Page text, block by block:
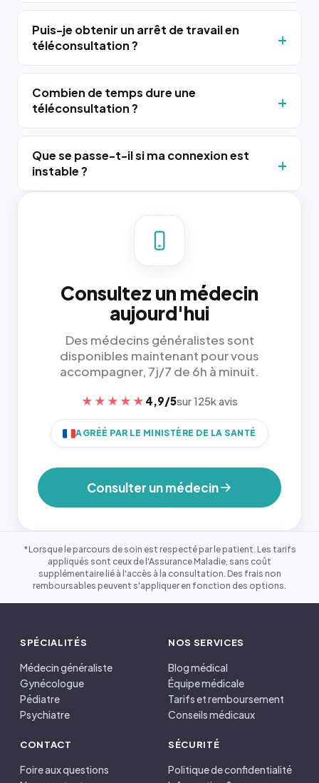
Puis-je obtenir un arrêt de travail en
téléconsultation ?
Combien de temps dure une
téléconsultation ?
Que se passe-t-il si ma connexion est
instable ?
Consultez un médecin
aujourd'hui
Des médecins généralistes sont
disponibles maintenant pour vous
accompagner, 7j/7 de 6h à minuit.
★★★★★ 4,9/5sur 125k avis
AGRÉÉ PAR LE MINISTÈRE DE LA SANTÉ
Consulter un médecin
*Lorsque le parcours de soin est respecté par le patient. Les tarifs
appliqués sont ceux de l'Assurance Maladie, sans coût
supplémentaire lié à l'accès à la consultation. Des frais non
remboursables peuvent s'appliquer en fonction des options.
SPÉCIALITÉS
Médecin généraliste
Gynécologue
Pédiatre
Psychiatre
NOS SERVICES
Blog médical
Équipe médicale
Tarifs et remboursement
Conseils médicaux
CONTACT
Foire aux questions
SÉCURITÉ
Politique de confidentialité